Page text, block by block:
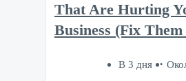
That Are Hurting
Business (Fix
В 3 дня